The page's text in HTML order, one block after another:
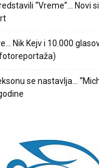
“Vreme”… Novi
Nik Kejv i 10.000
se nastavlja…